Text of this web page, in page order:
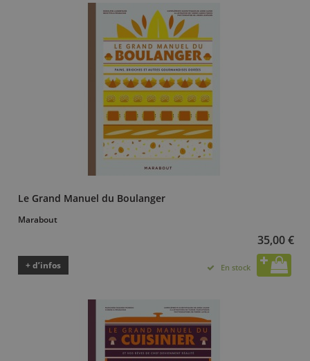
Le Grand Manuel du Boulanger
Marabout
35,00 €
+ d’infos En stock